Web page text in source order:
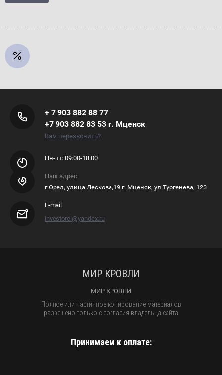
+ 7 903 882 88 77
+7 903 882 83 53 г. Мценск
Вам перезвонить?
Пн-пт: 09:00-18:00
Наш адрес
г.Орел, улица Лескова,19 г. Мценск, ул.Тургенева, 123
E-mail
investorel@yandex.ru
МИР КРОВЛИ
МИР КРОВЛИ
Полное или частичное копирование материалов
разрешено только с согласия владельца сайта
Принимаем к оплате: